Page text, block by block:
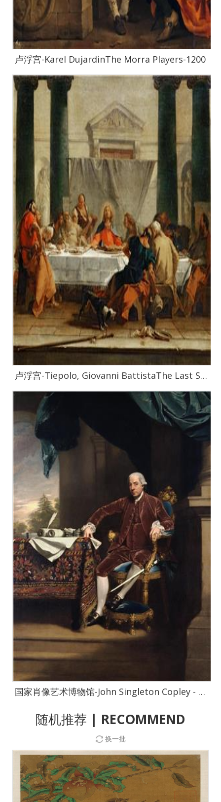
卢浮宫-Karel DujardinThe Morra Players-1200
卢浮宫-Tiepolo, Giovanni BattistaThe Last Supper-1782
国家肖像艺术博物馆-John Singleton Copley - Henry Laurens-0731
随机推荐 | RECOMMEND
换一批